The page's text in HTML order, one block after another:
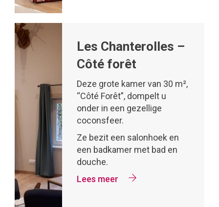
Les Chanterolles –
Côté forêt
Deze grote kamer van 30 m²,
“Côté Forêt”, dompelt u
onder in een gezellige
coconsfeer.
Ze bezit een salonhoek en
een badkamer met bad en
douche.
Lees meer